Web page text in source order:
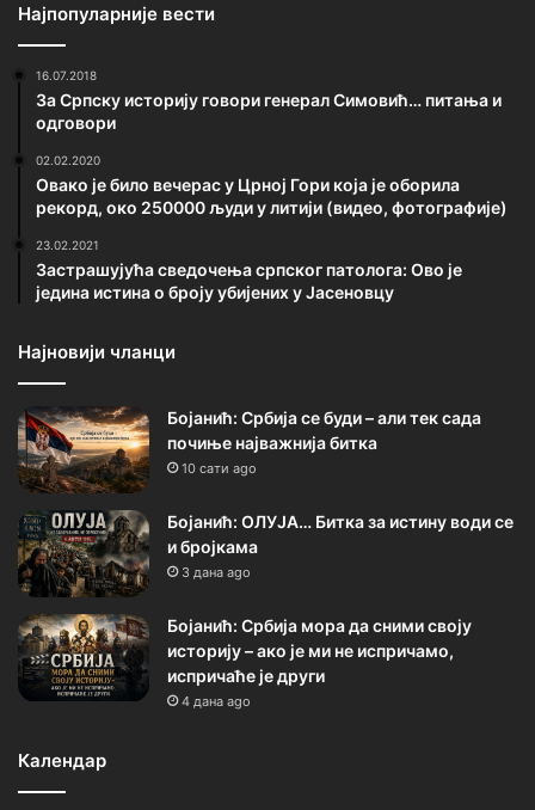
Најпопуларније вести
16.07.2018
За Српску историју говори генерал Симовић… питања и
одговори
02.02.2020
Овако је било вечерас у Црној Гори која је оборила
рекорд, око 250000 људи у литији (видео, фотографије)
23.02.2021
Застрашујућа сведочења српског патолога: Ово је
једина истина о броју убијених у Јасеновцу
Најновији чланци
Бојанић: Србија се буди – али тек сада
почиње најважнија битка
10 сати ago
Бојанић: ОЛУЈА… Битка за истину води се
и бројкама
3 дана ago
Бојанић: Србија мора да сними своју
историју – ако је ми не испричамо,
испричаће је други
4 дана ago
Календар